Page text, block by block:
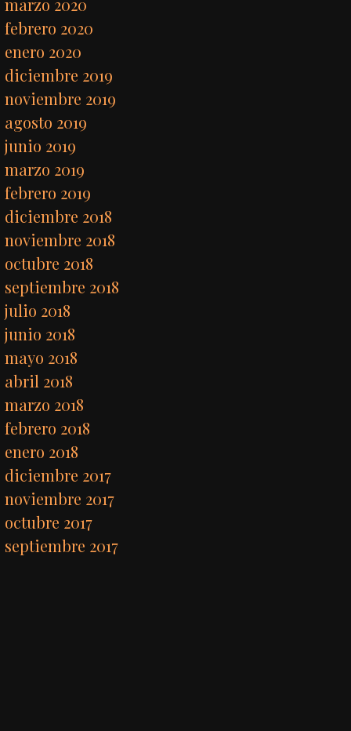
marzo 2020
febrero 2020
enero 2020
diciembre 2019
noviembre 2019
agosto 2019
junio 2019
marzo 2019
febrero 2019
diciembre 2018
noviembre 2018
octubre 2018
septiembre 2018
julio 2018
junio 2018
mayo 2018
abril 2018
marzo 2018
febrero 2018
enero 2018
diciembre 2017
noviembre 2017
octubre 2017
septiembre 2017